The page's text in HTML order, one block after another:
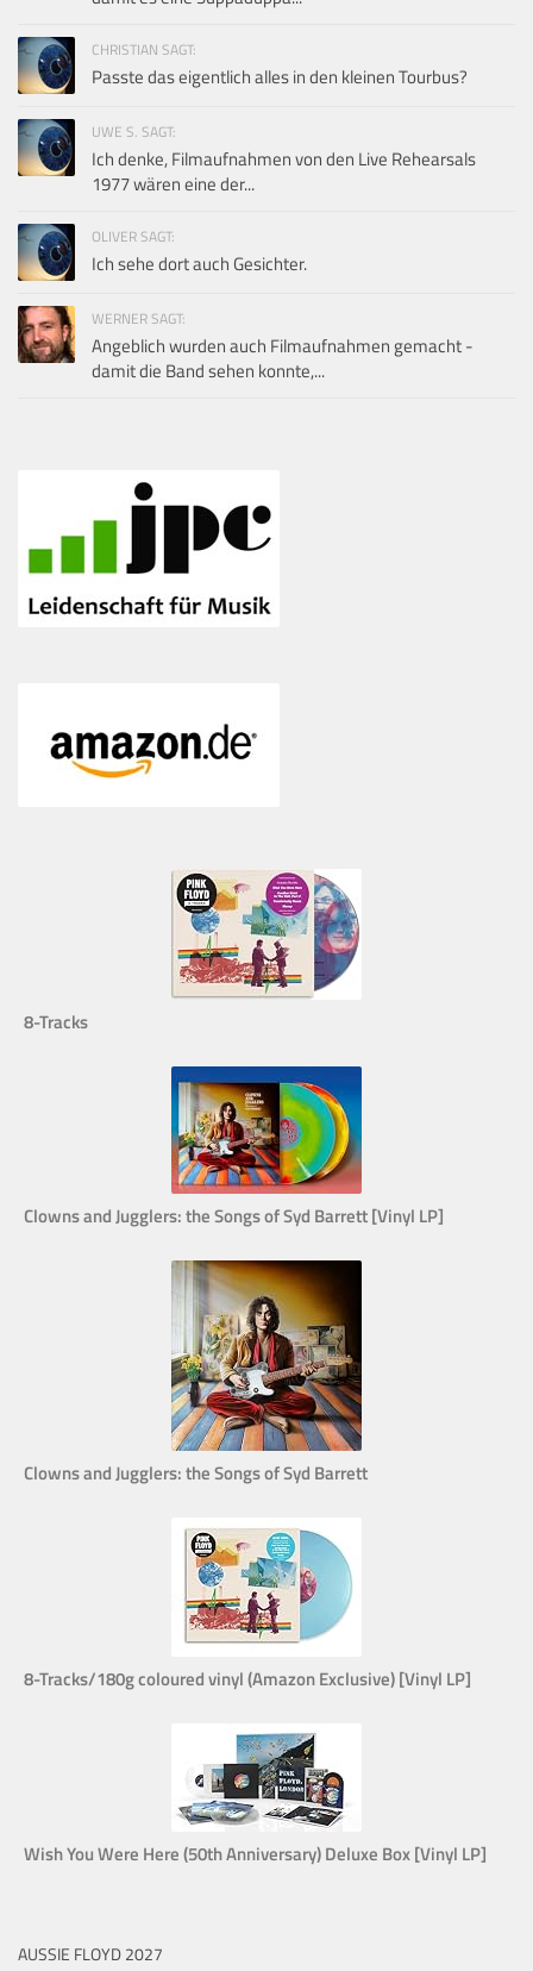
CHRISTIAN SAGT:
Passte das eigentlich alles in den kleinen Tourbus?
UWE S. SAGT:
Ich denke, Filmaufnahmen von den Live Rehearsals
1977 wären eine der...
OLIVER SAGT:
Ich sehe dort auch Gesichter.
WERNER SAGT:
Angeblich wurden auch Filmaufnahmen gemacht -
damit die Band sehen konnte,...
8-Tracks
Clowns and Jugglers: the Songs of Syd Barrett [Vinyl LP]
Clowns and Jugglers: the Songs of Syd Barrett
8-Tracks/180g coloured vinyl (Amazon Exclusive) [Vinyl LP]
Wish You Were Here (50th Anniversary) Deluxe Box [Vinyl LP]
AUSSIE FLOYD 2027